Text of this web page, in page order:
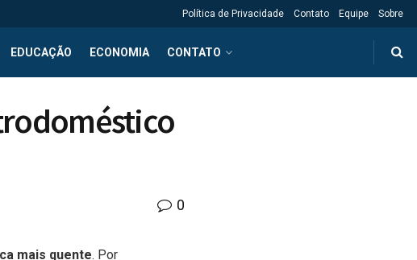
Política de Privacidade Contato Equipe Sobre
EDUCAÇÃO ECONOMIA CONTATO
0
mais quente. Por